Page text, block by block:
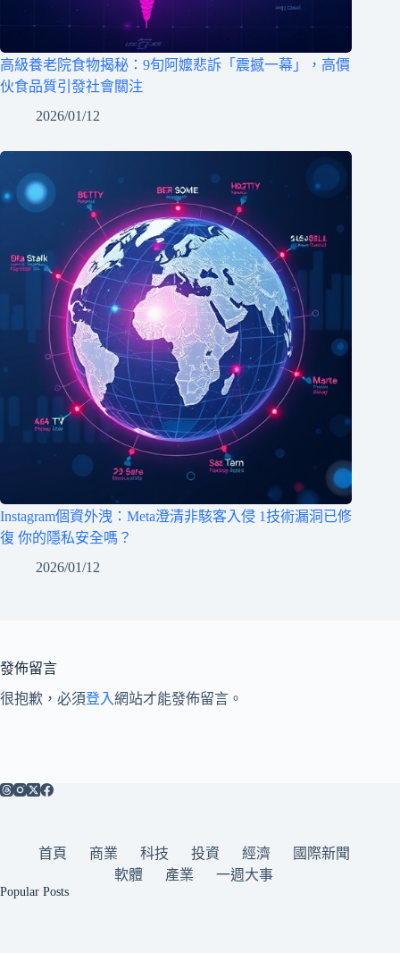
高級養老院食物揭秘：9旬阿嬤悲訴「震撼一幕」，高價
伙食品質引發社會關注
2026/01/12
Instagram個資外洩：Meta澄清非駭客入侵 1技術漏洞已修
復 你的隱私安全嗎？
2026/01/12
發佈留言
很抱歉，必須登入網站才能發佈留言。
首頁 商業 科技 投資 經濟
國際新聞
軟體
產業 一週大事
Popular Posts